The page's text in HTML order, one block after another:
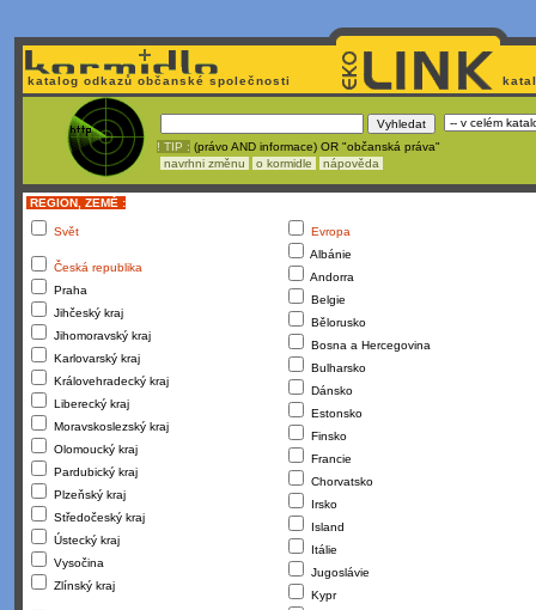
katalog odkazů občanské společnosti
! TIP : (právo AND informace) OR "občanská práva"
navrhni změnu
o kormidle nápověda
REGION, ZEMĚ :
Svět
Česká republika
Praha
Jihčeský kraj
Jihomoravský kraj
Karlovarský kraj
Královehradecký kraj
Liberecký kraj
Moravskoslezský kraj
Olomoucký kraj
Pardubický kraj
Plzeňský kraj
Středočeský kraj
Ústecký kraj
Vysočina
Zlínský kraj
Evropa
Albánie
Andorra
Belgie
Bělorusko
Bosna a Hercegovina
Bulharsko
Dánsko
Estonsko
Finsko
Francie
Chorvatsko
Irsko
Island
Itálie
Jugoslávie
Kypr